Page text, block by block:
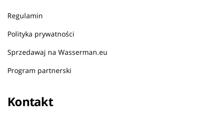
Regulamin
Polityka prywatności
Sprzedawaj na Wasserman.eu
Program partnerski
Kontakt